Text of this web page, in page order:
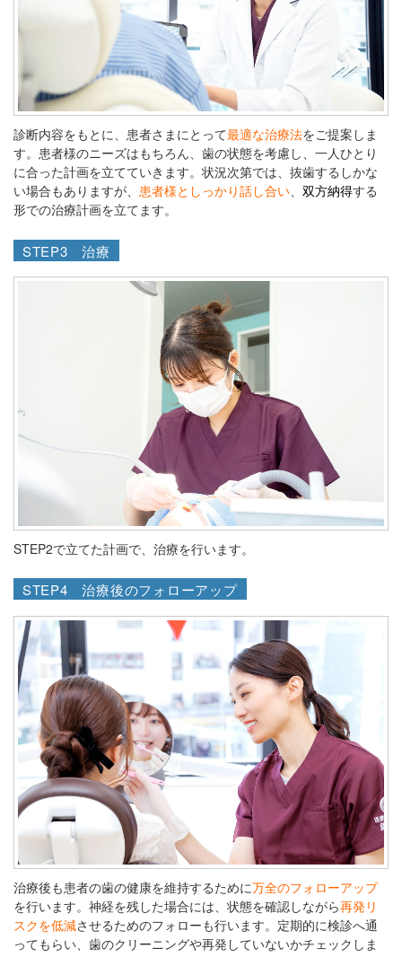
診断内容をもとに、患者さまにとって最適な治療法をご提案しま
す。患者様のニーズはもちろん、歯の状態を考慮し、一人ひとり
に合った計画を立てていきます。状況次第では、抜歯するしかな
い場合もありますが、 患者様としっかり話し合い、 双方納得する
形での治療計画を立てます。
STEP3 治療
STEP2で立てた計画で、治療を行います。
STEP4 治療後のフォローアップ
治療後も患者の歯の健康を維持するために万全のフォローアップ
を行います。神経を残した場合には、状態を確認しながら再発リ
スクを低減させるためのフォローも行います。定期的に検診へ通
ってもらい、歯のクリーニングや再発していないかチェックしま